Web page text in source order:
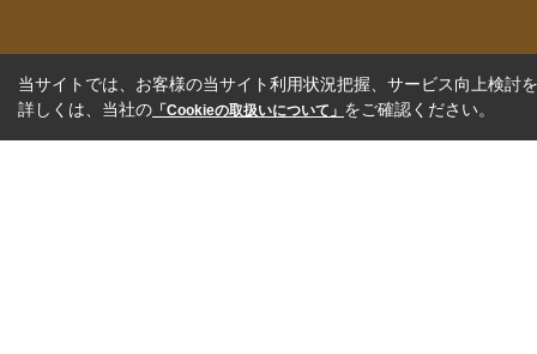
当サイトでは、お客様の当サイト利用状況把握、サービス向上検討
詳しくは、当社の 「Cookieの取扱いについて」 をご確認ください。